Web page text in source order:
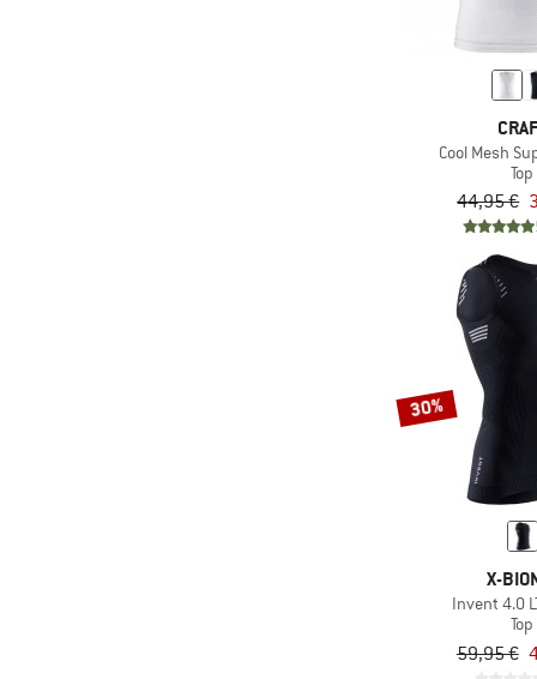
Cool Mesh
Top
44,95 €
30%
X-
Invent 4.0
Top
59,95 €